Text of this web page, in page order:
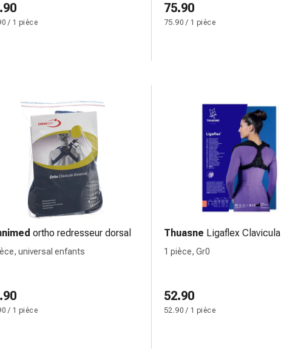
/ 1 pièce
75.90
75.90 / 1 pièce
ortho redresseur dorsal
universal enfants
/ 1 pièce
Thuasne Ligaflex Clavicula
1 pièce, Gr0
52.90
52.90 / 1 pièce